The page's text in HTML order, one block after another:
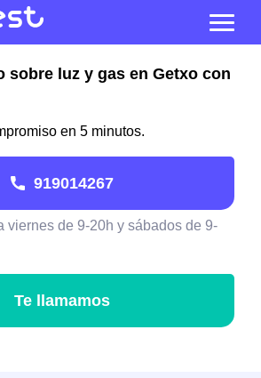
sobre luz y gas en Getxo con
en 5 minutos.
919014267
viernes de 9-20h y sábados de 9-
Te llamamos